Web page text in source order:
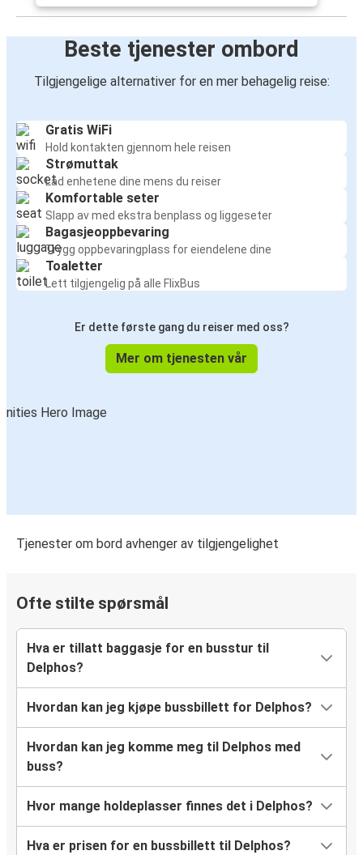
Beste tjenester ombord
Tilgjengelige alternativer for en mer behagelig reise:
Gratis WiFi
Hold kontakten gjennom hele reisen
Strømuttak
Lad enhetene dine mens du reiser
Komfortable seter
Slapp av med ekstra benplass og liggeseter
Bagasjeoppbevaring
Trygg oppbevaringplass for eiendelene dine
Toaletter
Lett tilgjengelig på alle FlixBus
Er dette første gang du reiser med oss?
Mer om tjenesten vår
Tjenester om bord avhenger av tilgjengelighet
Ofte stilte spørsmål
Hva er tillatt baggasje for en busstur til
Delphos?
Hvordan kan jeg kjøpe bussbillett for Delphos?
Hvordan kan jeg komme meg til Delphos med
buss?
Hvor mange holdeplasser finnes det i Delphos?
Hva er prisen for en bussbillett til Delphos?